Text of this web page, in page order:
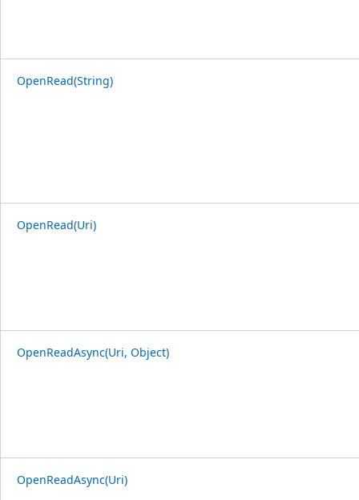
OpenRead(String)
OpenRead(Uri)
OpenReadAsync(Uri, Object)
OpenReadAsync(Uri)